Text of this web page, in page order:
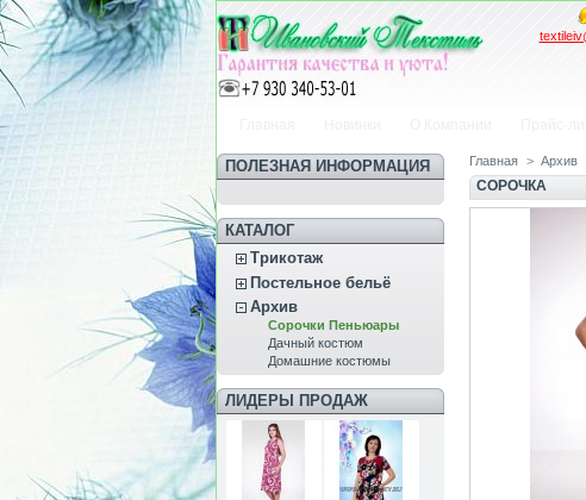
ПОЛЕЗНАЯ ИНФОРМАЦИЯ
КАТАЛОГ
Трикотаж
Постельное бельё
Архив
Сорочки Пеньюары
Дачный костюм
Домашние костюмы
ЛИДЕРЫ ПРОДАЖ
Главная > Архив
СОРОЧКА